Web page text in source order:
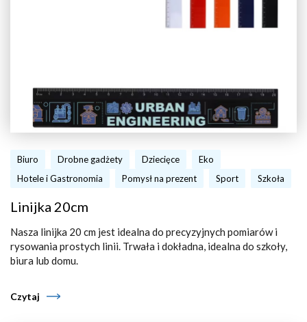
Biuro Drobne gadżety Dziecięce
Eko
Hotele i Gastronomia
Pomysł na prezent Sport Szkoła
Linijka 20cm
Nasza linijka 20 cm jest idealna do precyzyjnych pomiarów i
rysowania prostych linii. Trwała i dokładna, idealna do szkoły,
biura lub domu.
Czytaj